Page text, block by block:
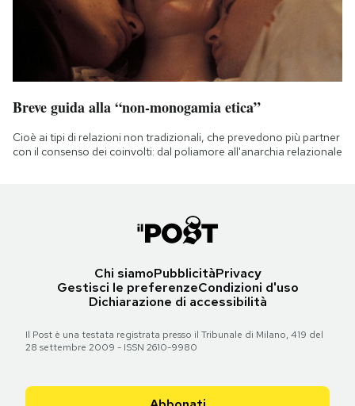
Breve guida alla “non-monogamia etica”
Cioè ai tipi di relazioni non tradizionali, che prevedono più partner
con il consenso dei coinvolti: dal poliamore all'anarchia relazionale
Chi siamoPubblicitàPrivacy
Gestisci le preferenzeCondizioni d'uso
Dichiarazione di accessibilità
Il Post è una testata registrata presso il Tribunale di Milano, 419 del
28 settembre 2009 - ISSN 2610-9980